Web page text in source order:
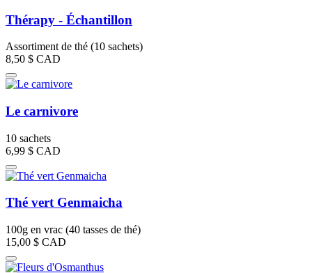
Thérapy - Échantillon
Assortiment de thé (10 sachets)
8,50 $ CAD
Le carnivore
10 sachets
6,99 $ CAD
Thé vert Genmaicha
100g en vrac (40 tasses de thé)
15,00 $ CAD